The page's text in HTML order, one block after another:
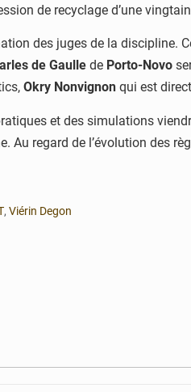
de recyclage d’une
des juges de la discipline.
de Gaulle de Porto-Novo
Okry Nonvignon qui est
et des simulations
Au regard de l’évolution des
, Viérin Degon